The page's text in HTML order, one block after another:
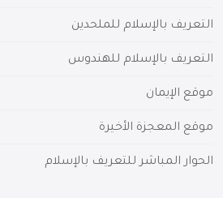
التعريف بالإسلام للملحدين
التعريف بالإسلام للهندوس
موقع الإيمان
موقع المعجزة الأخيرة
الحوار المباشر للتعريف بالإسلام